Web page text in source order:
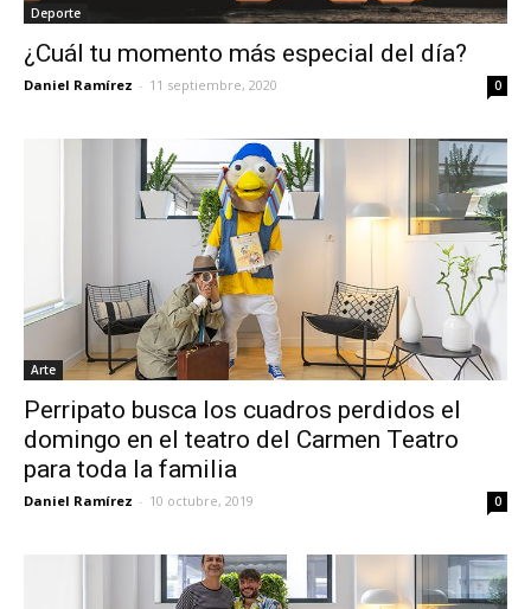
Deporte
¿Cuál tu momento más especial del día?
Daniel Ramírez - 11 septiembre, 2020 0
Arte
Perripato busca los cuadros perdidos el
domingo en el teatro del Carmen Teatro
para toda la familia
Daniel Ramírez - 10 octubre, 2019 0